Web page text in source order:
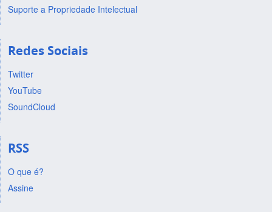
Suporte a Propriedade Intelectual
Redes Sociais
Twitter
YouTube
SoundCloud
RSS
O que é?
Assine